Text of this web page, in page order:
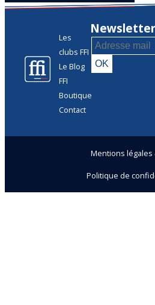
Les
clubs FFI
Le Blog
FFI
Boutique
Contact
Newsletter
Mentions légales
Politique de